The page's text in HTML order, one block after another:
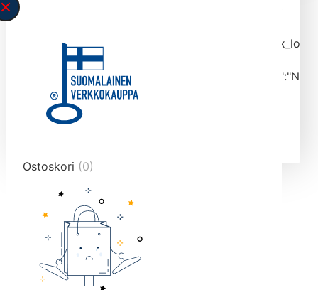
typed the search query correctly.<br>Currently
tmlmvi","meta_query":
data-original-query-vars="[]" data-page="1"
data-max-pages="4516" data-start="1" data-
end="10">
Ostoskori (0)